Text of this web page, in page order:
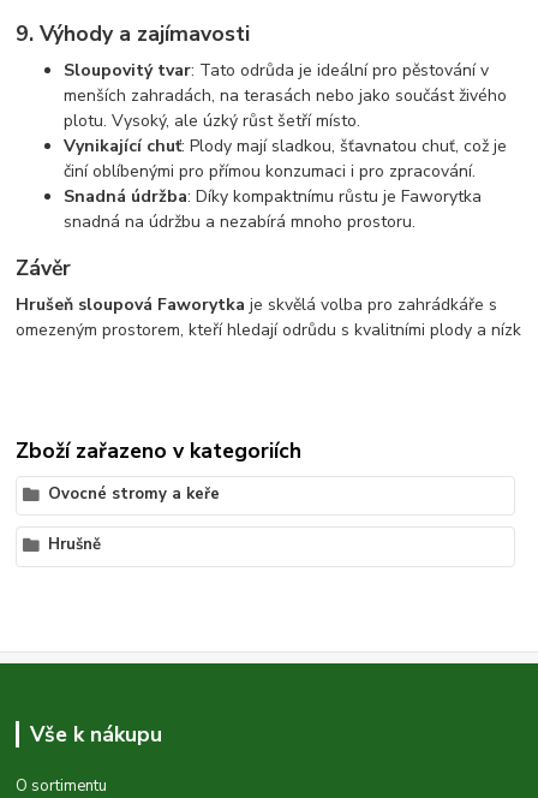
9.Výhody a zajímavosti
Sloupovitý tvar: Tato odrůda je ideální pro pěstování v
menších zahradách, na terasách nebo jako součást živého
plotu. Vysoký, ale úzký růst šetří místo.
Vynikající chuť: Plody mají sladkou, šťavnatou chuť, což je
činí oblíbenými pro přímou konzumaci i pro zpracování.
Snadná údržba: Díky kompaktnímu růstu je Faworytka
snadná na údržbu a nezabírá mnoho prostoru.
Závěr
Hrušeň sloupová Faworytka je skvělá volba pro zahrádkáře s
omezeným prostorem, kteří hledají odrůdu s kvalitními plody a nízk
Zboží zařazeno v kategoriích
Ovocné stromy a keře
Hrušně
Vše k nákupu
O sortimentu